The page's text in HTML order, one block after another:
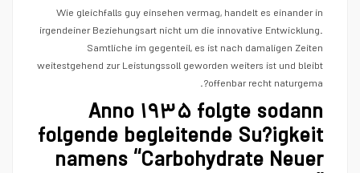
Wie gleichfalls guy einsehen vermag, handelt es einander in
irgendeiner Beziehungsart nicht um die innovative Entwicklung.
Samtliche im gegenteil, es ist nach damaligen Zeiten
weitestgehend zur Leistungssoll geworden weiters ist und bleibt
offenbar recht naturgema?.
Anno ۱۹۳۵ folgte sodann
folgende begleitende Su?igkeit
namens “Carbohydrate Neuer